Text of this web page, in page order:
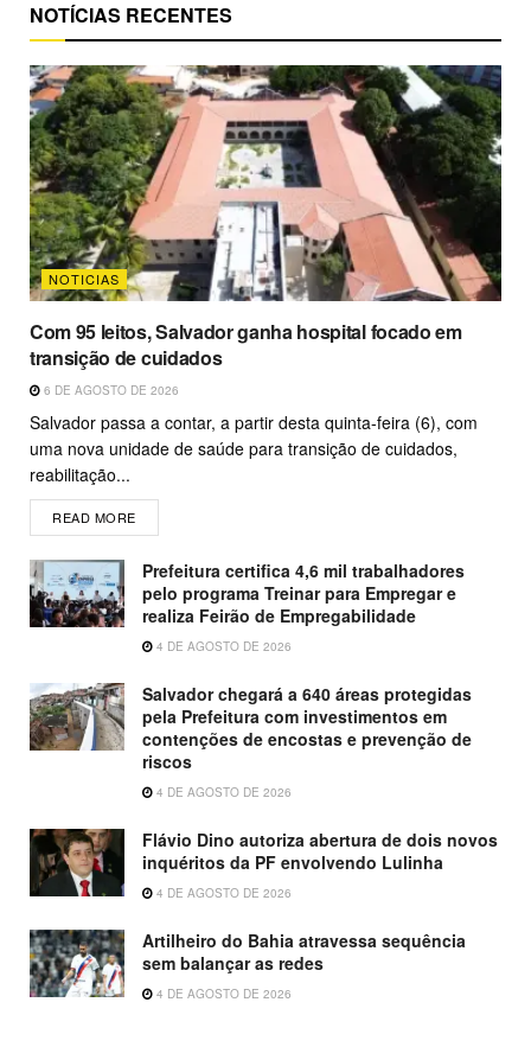
NOTÍCIAS RECENTES
NOTICIAS
Com 95 leitos, Salvador ganha hospital focado em
transição de cuidados
6 DE AGOSTO DE 2026
Salvador passa a contar, a partir desta quinta-feira (6), com
uma nova unidade de saúde para transição de cuidados,
reabilitação...
READ MORE
Prefeitura certifica 4,6 mil trabalhadores
pelo programa Treinar para Empregar e
realiza Feirão de Empregabilidade
4 DE AGOSTO DE 2026
Salvador chegará a 640 áreas protegidas
pela Prefeitura com investimentos em
contenções de encostas e prevenção de
riscos
4 DE AGOSTO DE 2026
Flávio Dino autoriza abertura de dois novos
inquéritos da PF envolvendo Lulinha
4 DE AGOSTO DE 2026
Artilheiro do Bahia atravessa sequência
sem balançar as redes
4 DE AGOSTO DE 2026